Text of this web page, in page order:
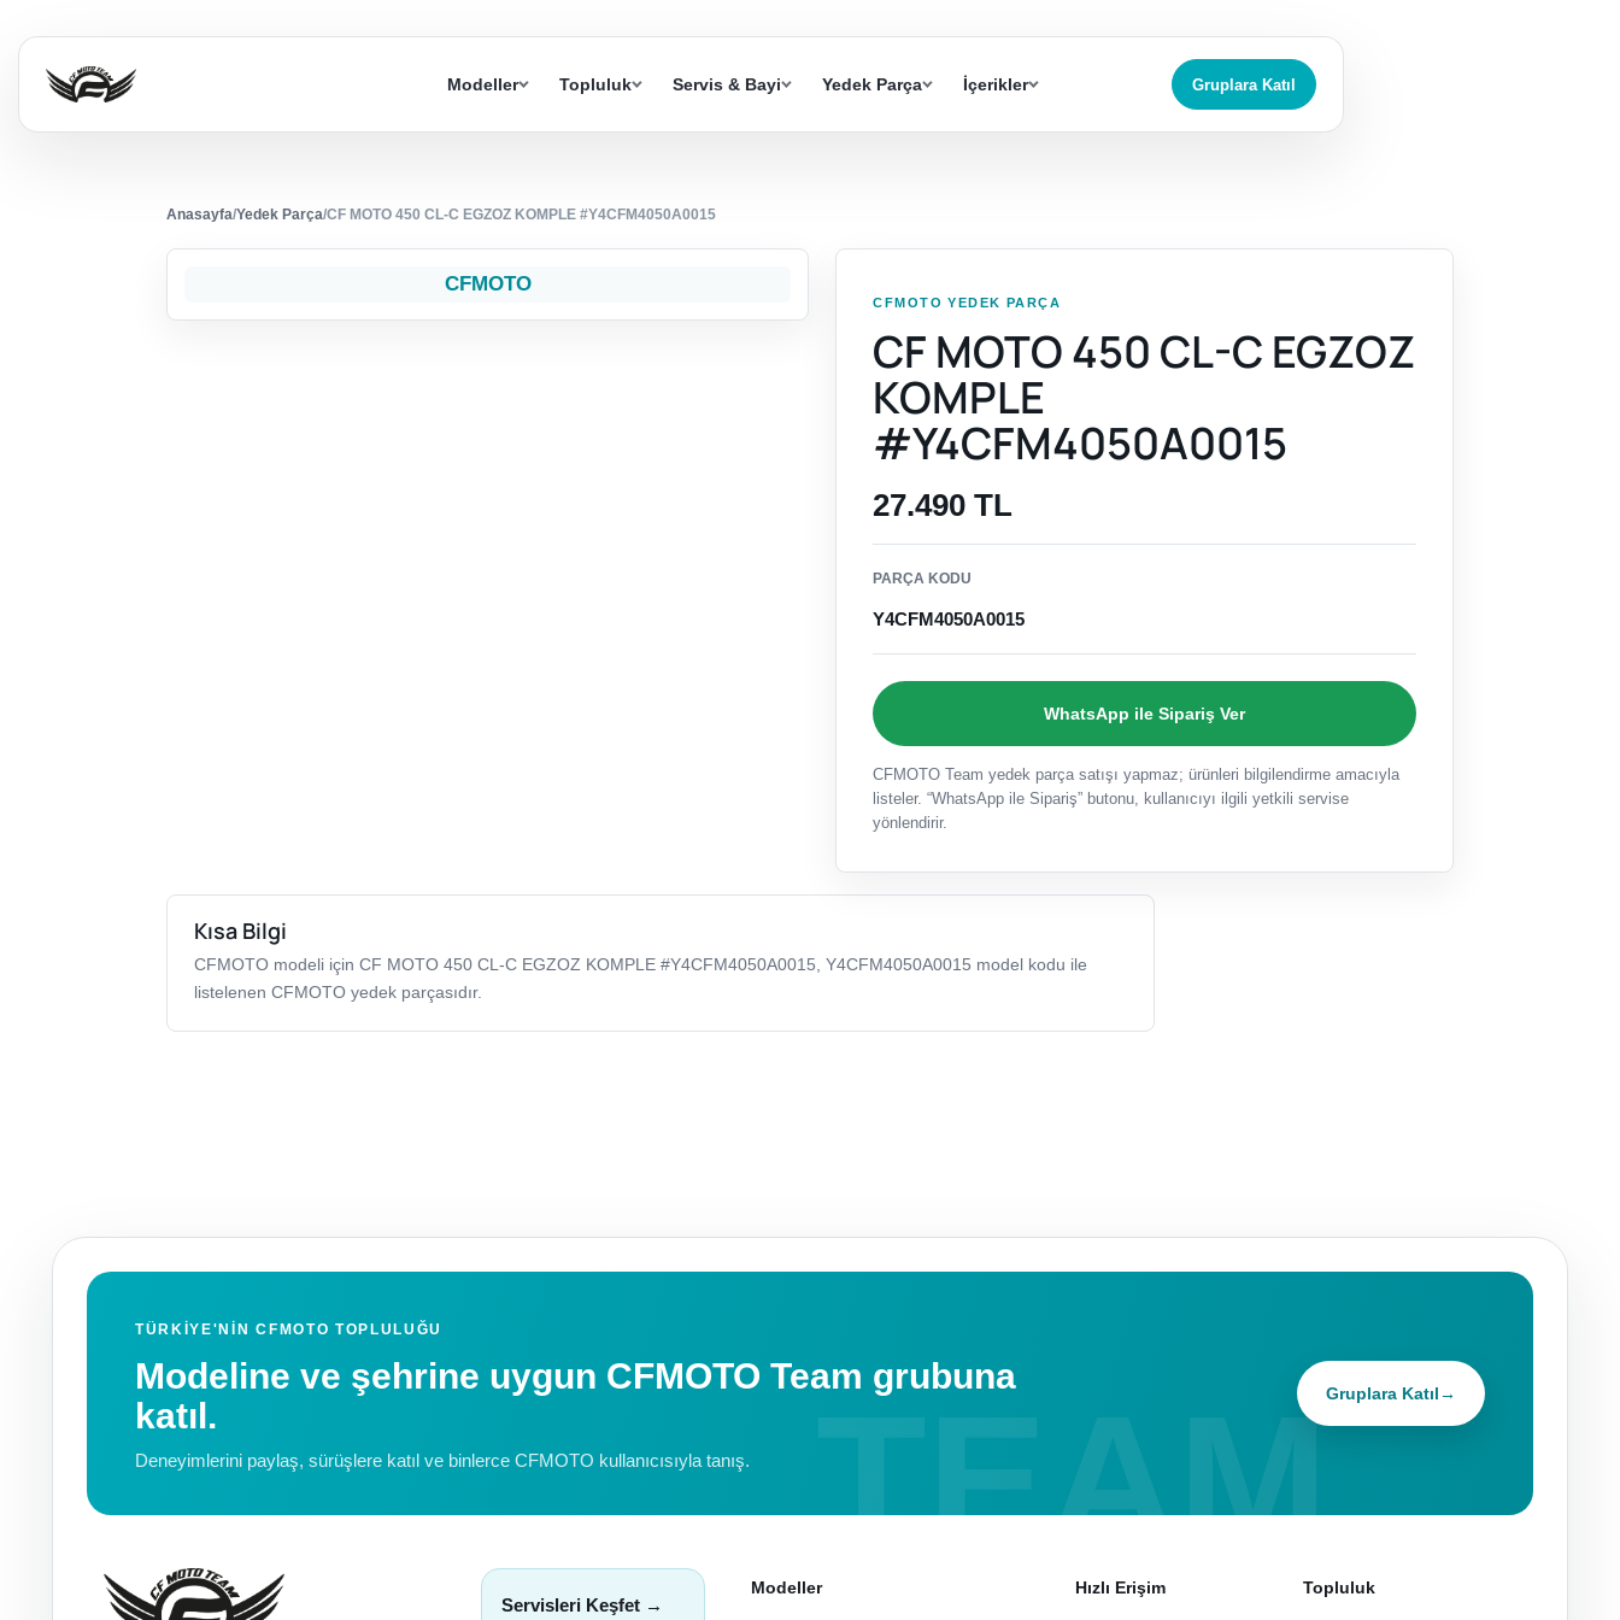
Modeller Topluluk Servis & Bayi Yedek Parça İçerikler Gruplara Katıl
Anasayfa/Yedek Parça/CF MOTO 450 CL-C EGZOZ KOMPLE #Y4CFM4050A0015
CFMOTO
CFMOTO YEDEK PARÇA
CF MOTO 450 CL-C EGZOZ
KOMPLE
#Y4CFM4050A0015
27.490 TL
PARÇA KODU
Y4CFM4050A0015
WhatsApp ile Sipariş Ver
CFMOTO Team yedek parça satışı yapmaz; ürünleri bilgilendirme amacıyla
listeler. “WhatsApp ile Sipariş” butonu, kullanıcıyı ilgili yetkili servise
yönlendirir.
Kısa Bilgi
CFMOTO modeli için CF MOTO 450 CL-C EGZOZ KOMPLE #Y4CFM4050A0015, Y4CFM4050A0015 model kodu ile
listelenen CFMOTO yedek parçasıdır.
TÜRKIYE'NIN CFMOTO TOPLULUĞU
Modeline ve şehrine uygun CFMOTO Team grubuna
katıl.
Deneyimlerini paylaş, sürüşlere katıl ve binlerce CFMOTO kullanıcısıyla tanış.
Gruplara Katıl→
Servisleri Keşfet →
Modeller Hızlı Erişim Topluluk